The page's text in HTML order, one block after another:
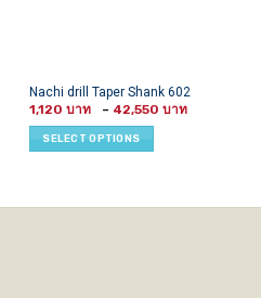
Nachi drill Taper Shank 602
1,120 – 42,550
SELECT OPTIONS
This
product
has
multiple